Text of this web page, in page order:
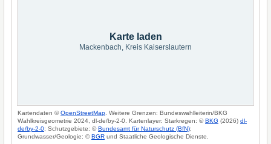
Karte laden
Mackenbach, Kreis Kaiserslautern
Kartendaten ©OpenStreetMap . Weitere Grenzen: Bundeswahlleiterin/BKG
Wahlkreisgeometrie 2024, dl-de/by-2-0. Kartenlayer: Starkregen: ©BKG (2026) dl-
de/by-2-0; Schutzgebiete: ©Bundesamt für Naturschutz (BfN);
Grundwasser/Geologie: ©BGR und Staatliche Geologische Dienste.